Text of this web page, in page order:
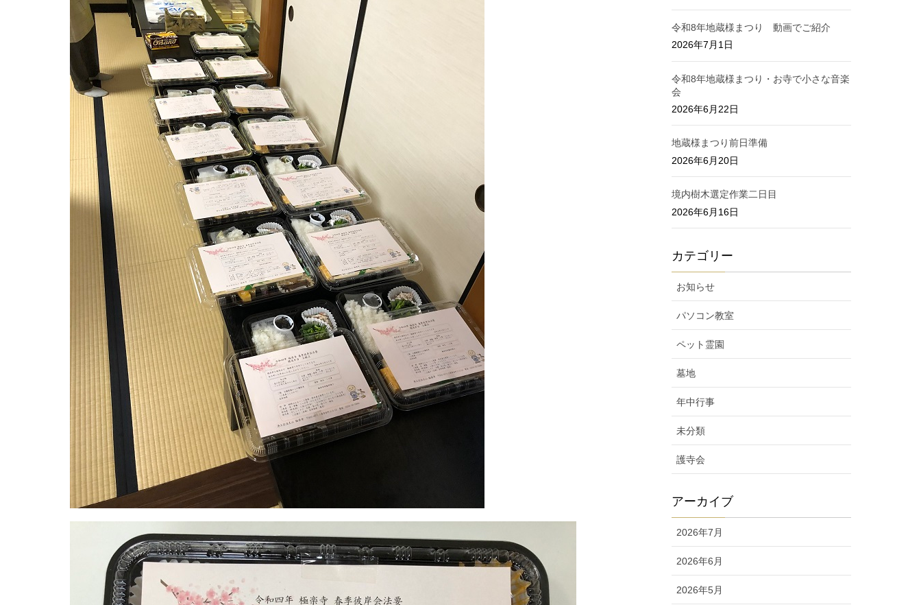
令和8年地蔵様まつり 動画でご紹介
2026年7月1日
令和8年地蔵様まつり・お寺で小さな音楽
会
2026年6月22日
地蔵様まつり前日準備
2026年6月20日
境内樹木選定作業二日目
2026年6月16日
カテゴリー
お知らせ
パソコン教室
ペット霊園
墓地
年中行事
未分類
護寺会
アーカイブ
2026年7月
2026年6月
2026年5月